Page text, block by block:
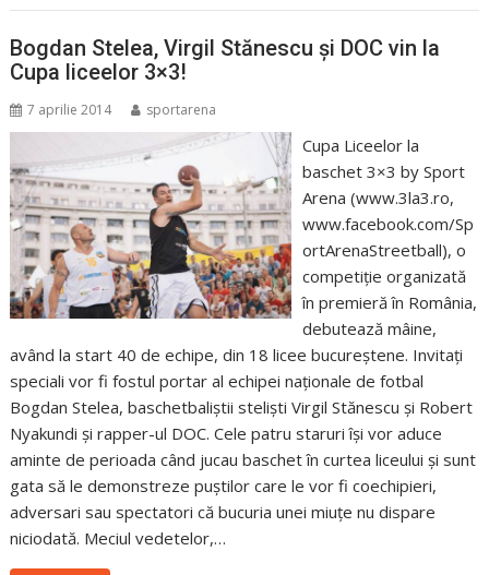
Bogdan Stelea, Virgil Stănescu și DOC vin la
Cupa liceelor 3×3!
7 aprilie 2014 sportarena
Cupa Liceelor la
baschet 3×3 by Sport
Arena (www.3la3.ro,
www.facebook.com/Sp
ortArenaStreetball), o
competiție organizată
în premieră în România,
debutează mâine,
având la start 40 de echipe, din 18 licee bucureștene. Invitați
speciali vor fi fostul portar al echipei naționale de fotbal
Bogdan Stelea, baschetbaliștii steliști Virgil Stănescu și Robert
Nyakundi și rapper-ul DOC. Cele patru staruri își vor aduce
aminte de perioada când jucau baschet în curtea liceului și sunt
gata să le demonstreze puștilor care le vor fi coechipieri,
adversari sau spectatori că bucuria unei miuțe nu dispare
niciodată. Meciul vedetelor,…